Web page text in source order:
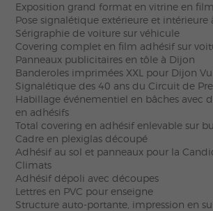
Exposition grand format en vitrine en
Pose signalétique extérieure et intérieure
Sérigraphie de voiture sur véhicule
Covering complet en film adhésif sur
Panneaux publicitaires en tôle à Dijon
Banderoles imprimées XXL pour Dijon Vu
Signalétique des 40 ans du Circuit de
Habillage événementiel en bâches avec
en adhésifs
Total covering en adhésif enlevable sur
Cadre en plexiglas découpé
Adhésif au sol et panneaux pour la
Climats
Adhésif dépoli avec découpes
Lettres en PVC pour enseigne
Structure auto-portante, impression en